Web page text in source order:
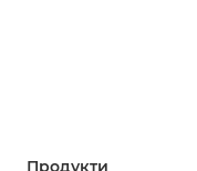
Продукти